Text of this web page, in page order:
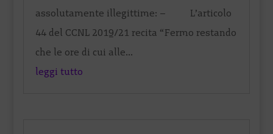
assolutamente illegittime: – L’articolo
44 del CCNL 2019/21 recita “Fermo restando
che le ore di cui alle...
leggi tutto